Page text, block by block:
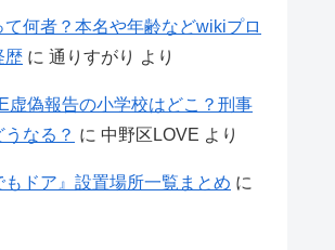
何者？本名や年齢などwikiプロ
歴 に 通りすがり より
虚偽報告の小学校はどこ？刑事
なる？ に 中野区LOVE より
ドア』設置場所一覧まとめ に